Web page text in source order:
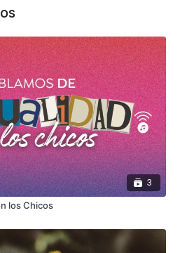
3
los Chicos